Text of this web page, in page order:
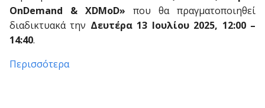
σ
τ
υπηρεσίες Cloud
Μεταφορά αρχείων μέσω
Globus
Hybrid (MPI+OpenMP)
Project Manager
Επεξεργαστές κειμένου
(Text Editors)
Γλώσσες
Προγραμματισμού
Geographic information
Life sciences
Αναπροσαρμογή
διαθέσιμων πόρων στο
Nefeli Google Cluster
OnDemand & XDMoD» που θα πραγματοποιηθεί
διαδικτυακά την Δευτέρα 13 Ιουλίου 2025, 12:00 –
14:40.
Περισσότερα